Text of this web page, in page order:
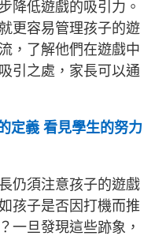
降低遊戲的吸引力。
更容易管理孩子的遊
，了解他們在遊戲中
引之處，家長可以通
定義 看見學生的努力
仍須注意孩子的遊戲
孩子是否因打機而推
一旦發現這些跡象，